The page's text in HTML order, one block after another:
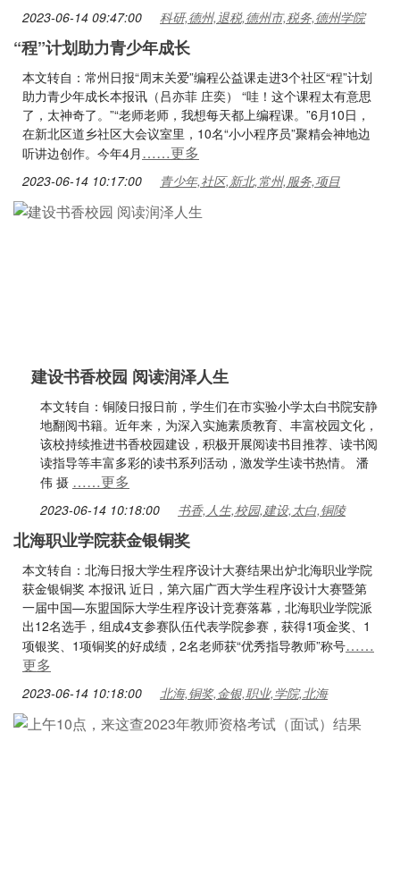
2023-06-14 09:47:00 科研,德州,退税,德州市,税务,德州学院
“程”计划助力青少年成长
本文转自：常州日报“周末关爱”编程公益课走进3个社区“程”计划
助力青少年成长本报讯（吕亦菲 庄奕） “哇！这个课程太有意思
了，太神奇了。”“老师老师，我想每天都上编程课。”6月10日，
在新北区道乡社区大会议室里，10名“小小程序员”聚精会神地边
听讲边创作。今年4月 ……更多
2023-06-14 10:17:00 青少年,社区,新北,常州,服务,项目
建设书香校园 阅读润泽人生
本文转自：铜陵日报日前，学生们在市实验小学太白书院安静
地翻阅书籍。近年来，为深入实施素质教育、丰富校园文化，
该校持续推进书香校园建设，积极开展阅读书目推荐、读书阅
读指导等丰富多彩的读书系列活动，激发学生读书热情。 潘
伟 摄 ……更多
2023-06-14 10:18:00 书香,人生,校园,建设,太白,铜陵
北海职业学院获金银铜奖
本文转自：北海日报大学生程序设计大赛结果出炉北海职业学院
获金银铜奖 本报讯 近日，第六届广西大学生程序设计大赛暨第
一届中国—东盟国际大学生程序设计竞赛落幕，北海职业学院派
出12名选手，组成4支参赛队伍代表学院参赛，获得1项金奖、1
项银奖、1项铜奖的好成绩，2名老师获“优秀指导教师”称号……
更多
2023-06-14 10:18:00 北海,铜奖,金银,职业,学院,北海